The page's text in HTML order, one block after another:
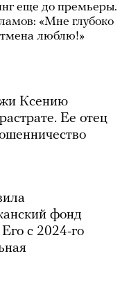
еще до премьеры.
«Мне глубоко
люблю!»
Ксению
Ее отец
фонд
с 2024-го